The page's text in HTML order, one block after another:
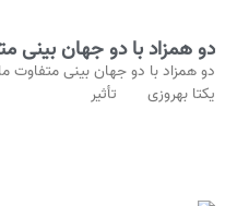
دو همزاد با دو جهان‌ بینی
دو همزاد با دو جهان‌ بینی متفاوت
یکتا بهروزی تأثیر